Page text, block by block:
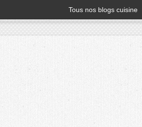
Tous nos blogs cuisine